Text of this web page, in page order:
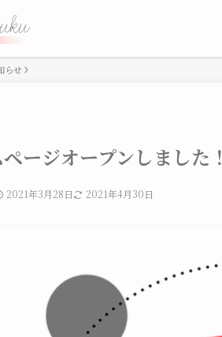
らせ
ージオープンしました！
2021年3月28日 2021年4月30日